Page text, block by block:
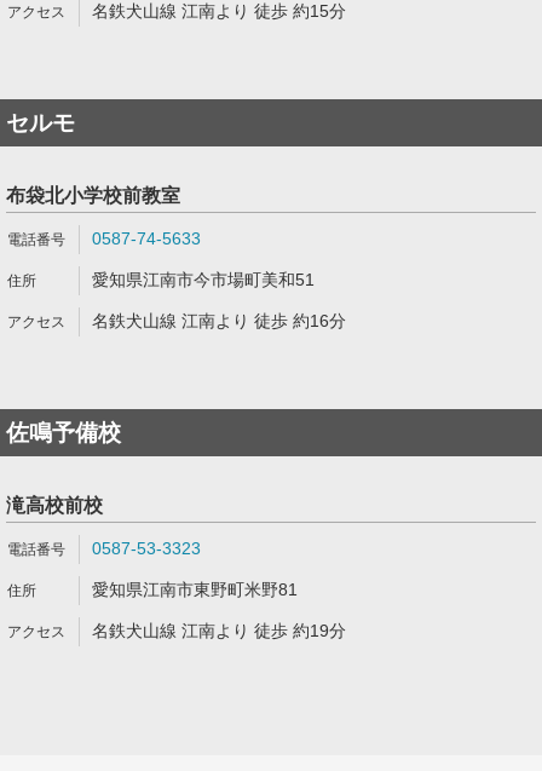
名鉄犬山線 江南より 徒歩 約15分
セルモ
布袋北小学校前教室
0587-74-5633
愛知県江南市今市場町美和51
名鉄犬山線 江南より 徒歩 約16分
佐鳴予備校
滝高校前校
0587-53-3323
愛知県江南市東野町米野81
名鉄犬山線 江南より 徒歩 約19分